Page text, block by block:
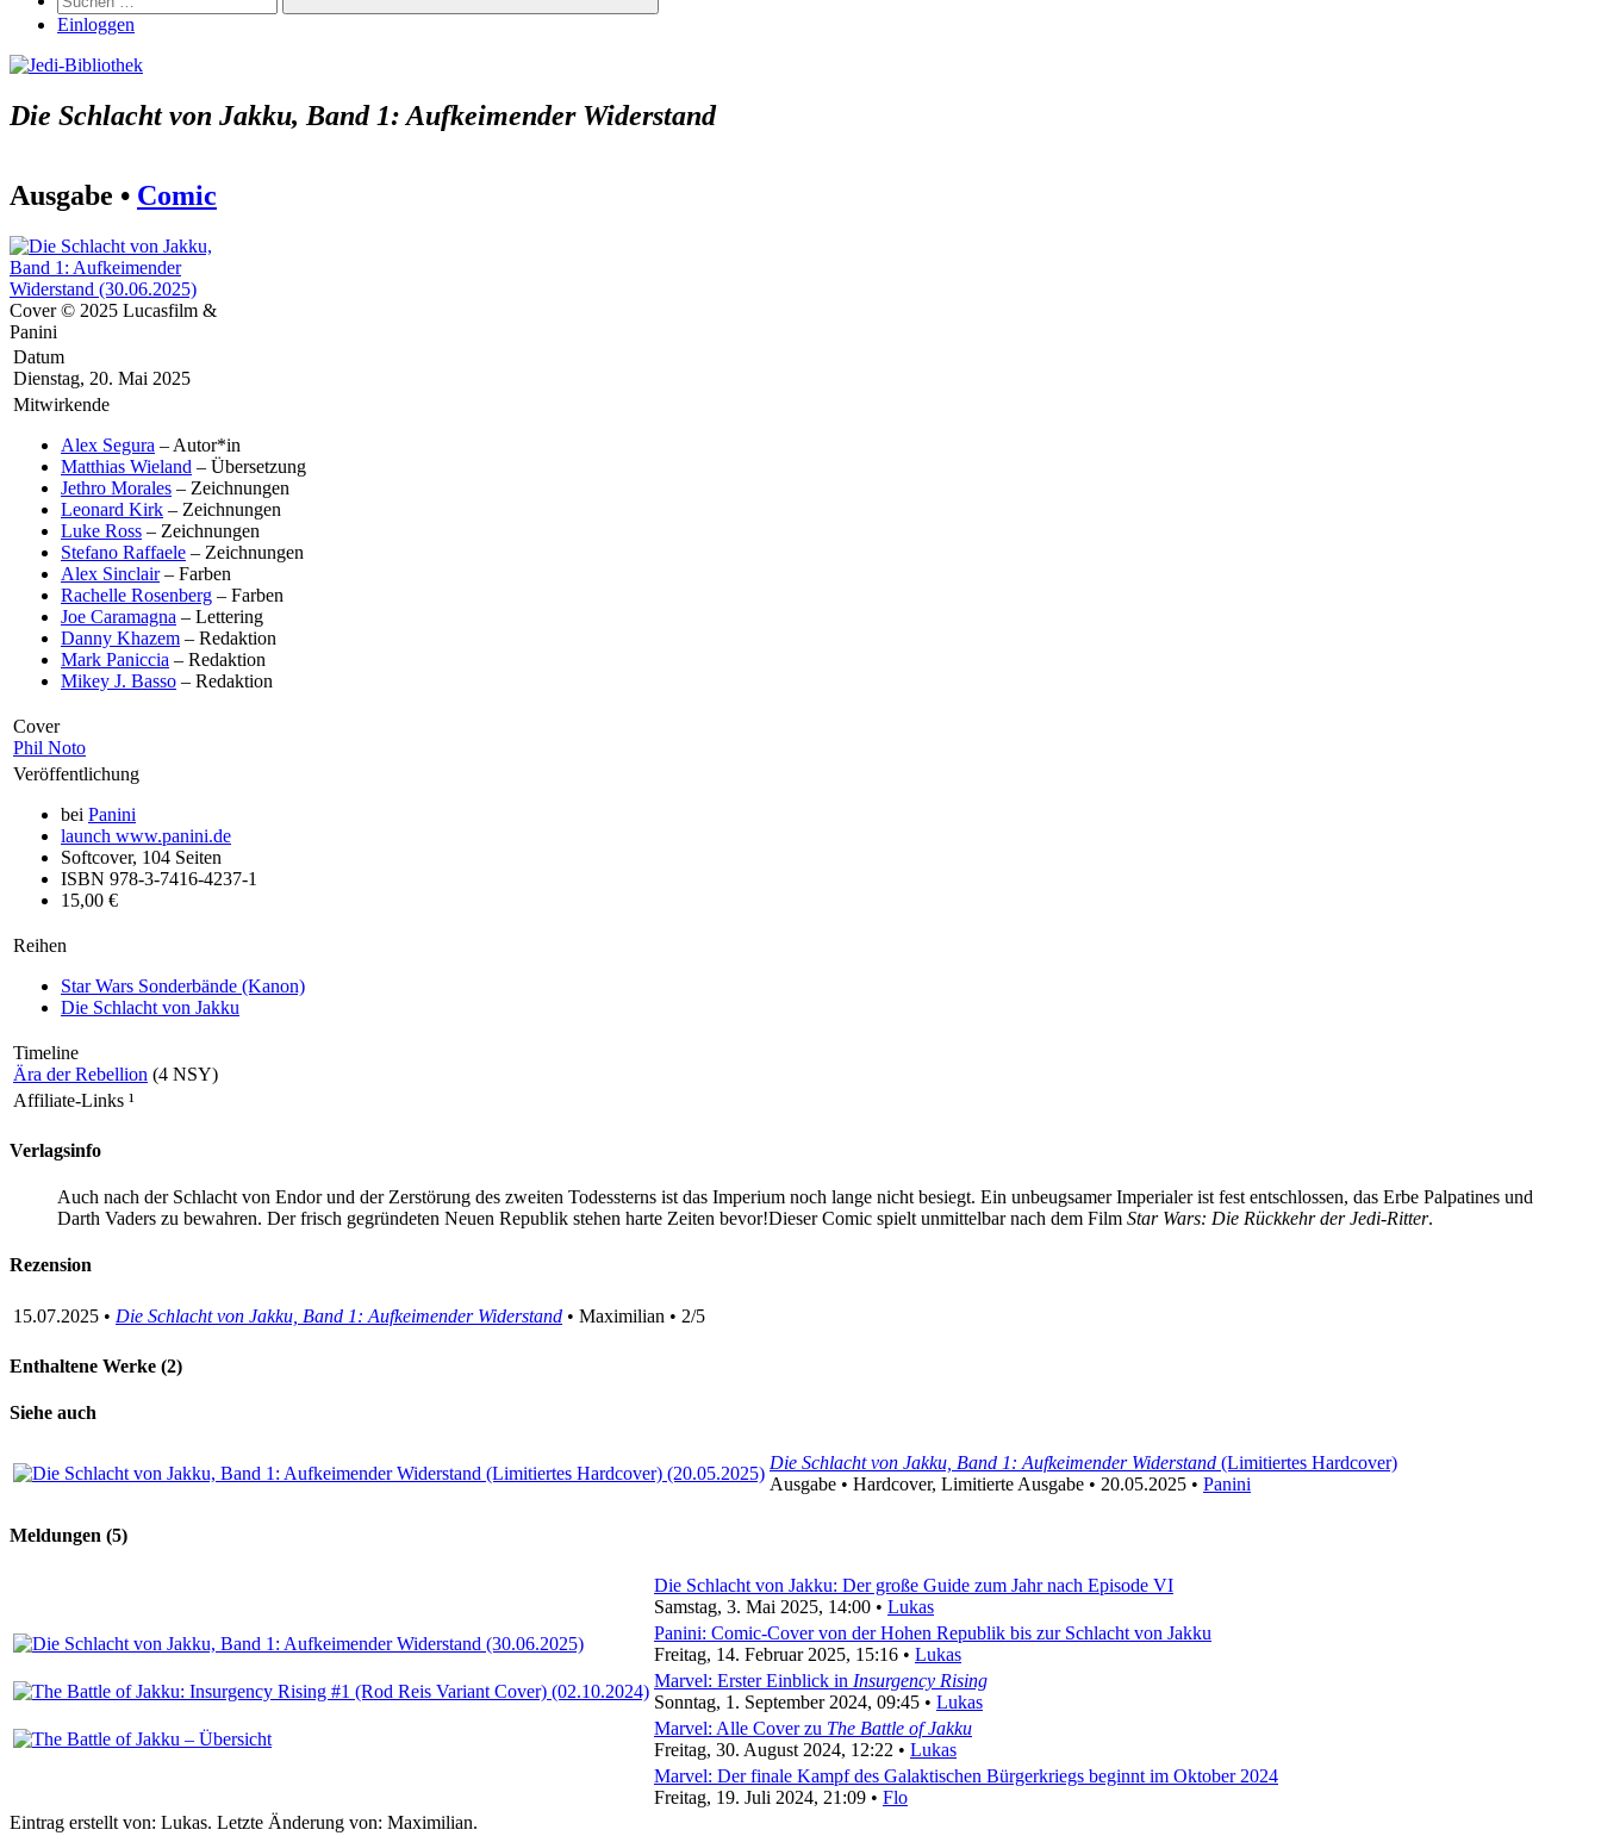
Suchen
Einloggen
Die Schlacht von Jakku, Band 1: Aufkeimender Widerstand
Ausgabe • Comic
Cover © 2025 Lucasfilm &
Panini
Datum
Dienstag, 20. Mai 2025
Mitwirkende
Alex Segura – Autor*in
Matthias Wieland – Übersetzung
Jethro Morales – Zeichnungen
Leonard Kirk – Zeichnungen
Luke Ross – Zeichnungen
Stefano Raffaele – Zeichnungen
Alex Sinclair– Farben
Rachelle Rosenberg – Farben
Joe Caramagna – Lettering
Danny Khazem – Redaktion
Mark Paniccia – Redaktion
Mikey J. Basso – Redaktion
Cover
Phil Noto
Veröffentlichung
bei Panini
launch www.panini.de
Softcover, 104 Seiten
ISBN 978-3-7416-4237-1
15,00 €
Reihen
Star Wars Sonderbände (Kanon)
Die Schlacht von Jakku
Timeline
Ära der Rebellion (4 NSY)
Affiliate-Links ¹
Verlagsinfo
Auch nach der Schlacht von Endor und der Zerstörung des zweiten Todessterns ist das Imperium noch lange nicht besiegt. Ein unbeugsamer Imperialer ist fest entschlossen, das Erbe Palpatines und
Darth Vaders zu bewahren. Der frisch gegründeten Neuen Republik stehen harte Zeiten bevor!Dieser Comic spielt unmittelbar nach dem Film Star Wars: Die Rückkehr der Jedi-Ritter.
Rezension
15.07.2025 • Die Schlacht von Jakku, Band 1: Aufkeimender Widerstand • Maximilian • 2/5
Enthaltene Werke (2)
Siehe auch
Die Schlacht von Jakku, Band 1: Aufkeimender Widerstand (Limitiertes Hardcover)
Ausgabe • Hardcover, Limitierte Ausgabe • 20.05.2025 • Panini
Meldungen (5)
Die Schlacht von Jakku: Der große Guide zum Jahr nach Episode VI
Samstag, 3. Mai 2025, 14:00 • Lukas
Panini: Comic-Cover von der Hohen Republik bis zur Schlacht von Jakku
Freitag, 14. Februar 2025, 15:16 • Lukas
Marvel: Erster Einblick in Insurgency Rising
Sonntag, 1. September 2024, 09:45 • Lukas
Marvel: Alle Cover zu The Battle of Jakku
Freitag, 30. August 2024, 12:22 • Lukas
Marvel: Der finale Kampf des Galaktischen Bürgerkriegs beginnt im Oktober 2024
Freitag, 19. Juli 2024, 21:09 • Flo
Eintrag erstellt von: Lukas. Letzte Änderung von: Maximilian.